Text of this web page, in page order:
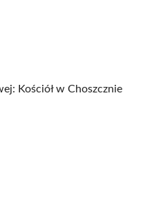
Kościół w Choszcznie